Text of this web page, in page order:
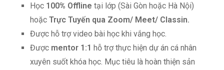
Học 100% Offline tại lớp (Sài Gòn hoặc Hà Nội)
hoặc Trực Tuyến qua Zoom/ Meet/ Classin.
Được hỗ trợ video bài học khi vắng học.
Được mentor 1:1 hỗ trợ thực hiện dự án cá nhân
xuyên suốt khóa học. Mục tiêu là hoàn thiện sản